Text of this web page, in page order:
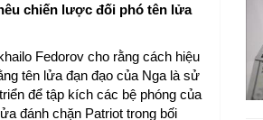
chiến lược đối phó tên lửa
Fedorov cho rằng cách hiệu
tên lửa đạn đạo của Nga là sử
để tập kích các bệ phóng của
đánh chặn Patriot trong bối